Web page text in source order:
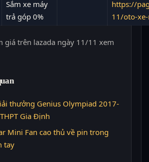
Sắm xe máy
trả góp 0%
https://
11/oto-
giá trên lazada ngày 11/11 xem
thưởng Genius Olympiad 2017-
Gia Định
Mini Fan cao thủ về pin trong
tay